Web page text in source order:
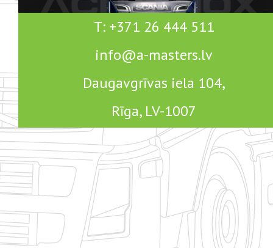
T: +371 26 444 511
info@a-masters.lv
Daugavgrīvas iela 104,
Rīga, LV-1007